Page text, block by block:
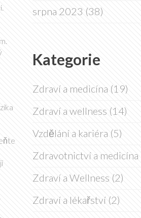
srpna 2023 (38)
Kategorie
Zdraví a medicína (19)
Zdraví a wellness (14)
Vzdělání a kariéra (5)
Zdravotnictví a medicína
Zdraví a Wellness (2)
Zdraví a lékařství (2)